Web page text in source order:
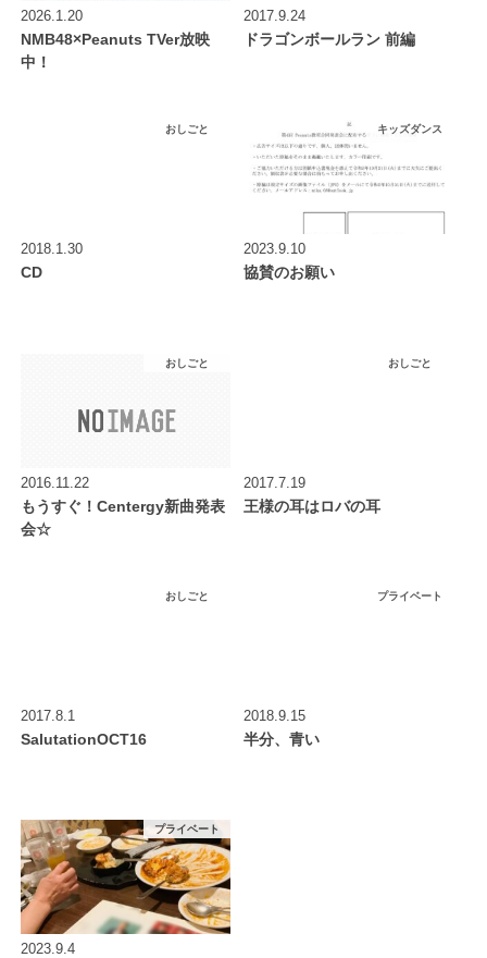
2026.1.20
NMB48×Peanuts TVer放映
中！
2017.9.24
ドラゴンボールラン 前編
おしごと
2018.1.30
CD
キッズダンス
2023.9.10
協賛のお願い
おしごと
2016.11.22
もうすぐ！Centergy新曲発表
会☆
おしごと
2017.7.19
王様の耳はロバの耳
おしごと
2017.8.1
SalutationOCT16
プライベート
2018.9.15
半分、青い
プライベート
2023.9.4